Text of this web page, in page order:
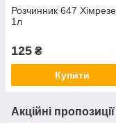
Розчинник 647
1л
125 ₴
Купити
Акційні